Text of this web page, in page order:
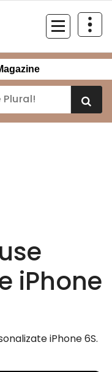
iPhone
iPhone 6S.